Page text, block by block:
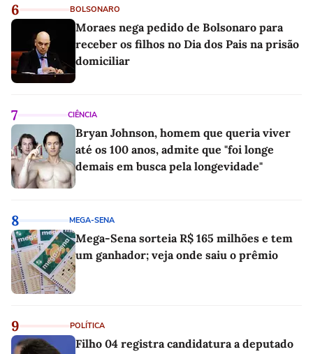
6 BOLSONARO
Moraes nega pedido de Bolsonaro para
receber os filhos no Dia dos Pais na prisão
domiciliar
7 CIÊNCIA
Bryan Johnson, homem que queria viver
até os 100 anos, admite que "foi longe
demais em busca pela longevidade"
8 MEGA-SENA
Mega-Sena sorteia R$ 165 milhões e tem
um ganhador; veja onde saiu o prêmio
9 POLÍTICA
Filho 04 registra candidatura a deputado